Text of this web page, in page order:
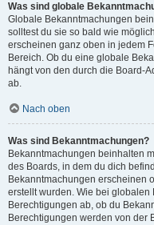
Was sind globale
Globale Bekanntmachungen
solltest du sie so bald wie
erscheinen ganz oben in jedem
Bereich. Ob du eine globale
hängt von den durch die Board-
ab.
Nach oben
Was sind Bekanntmachungen?
Bekanntmachungen beinhalten
des Boards, in dem du dich
Bekanntmachungen erscheinen
erstellt wurden. Wie bei
Berechtigungen ab, ob du
Berechtigungen werden von der